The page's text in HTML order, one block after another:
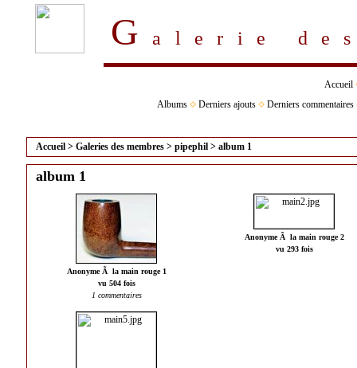
Galerie
Accueil
Albums
Derniers ajouts Derniers commentaires
Accueil > Galeries des membres > pipephil > album 1
album 1
Anonyme Ã la main rouge 1
vu 504 fois
1 commentaires
Anonyme Ã la main rouge 2
vu 293 fois